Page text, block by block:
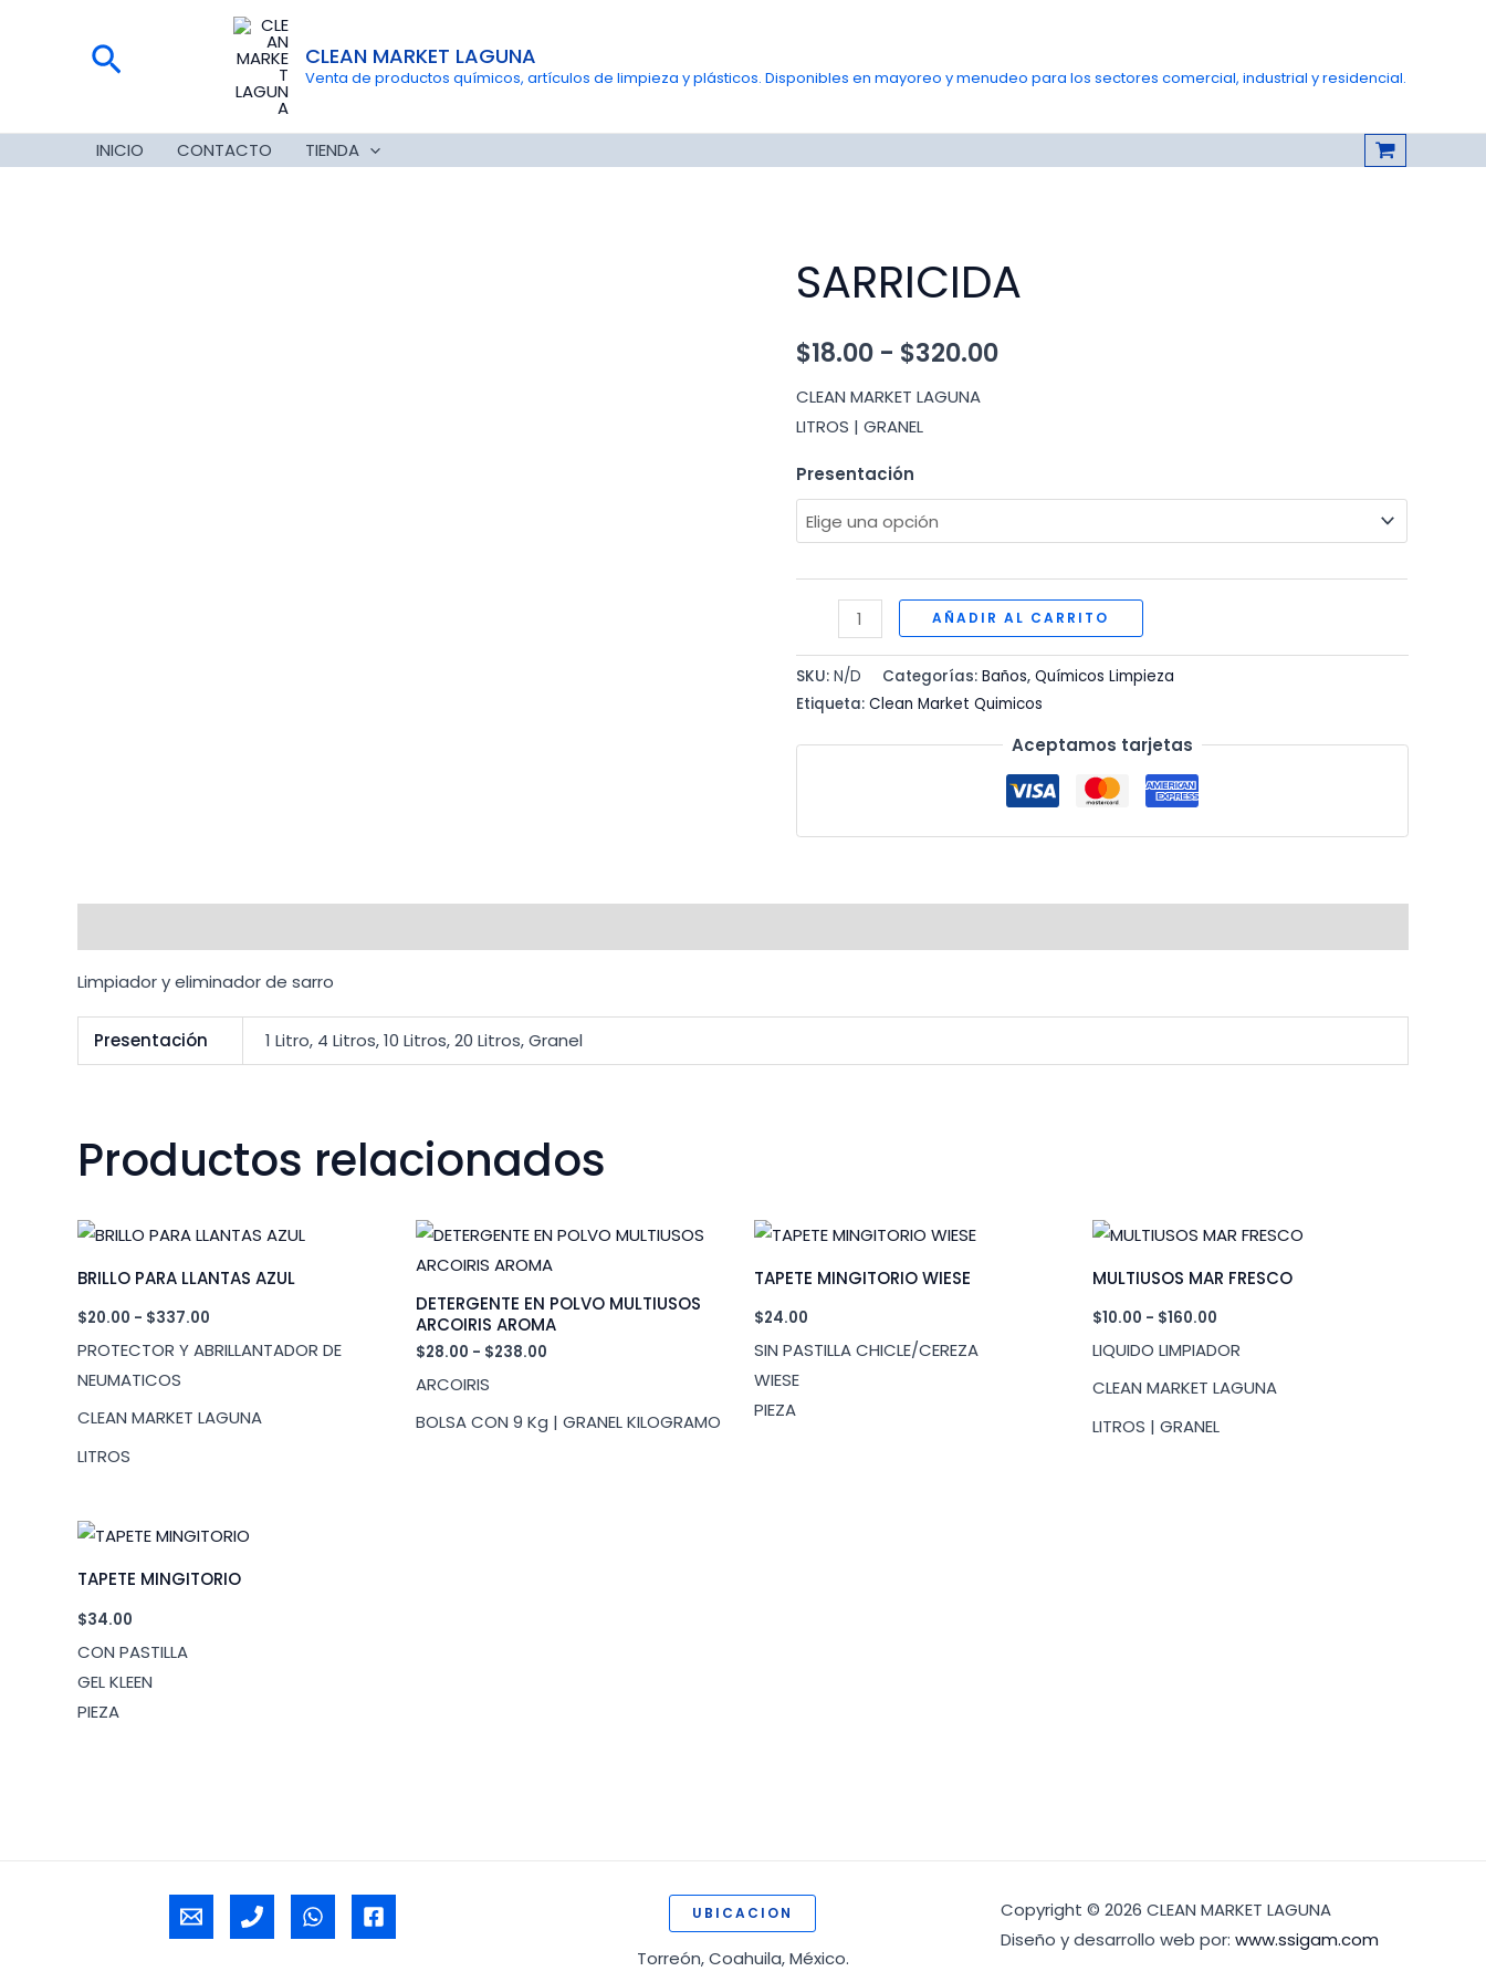
Buscar CLEAN MARKET LAGUNA
Venta de productos químicos, artículos de limpieza y plásticos. Disponibles en mayoreo y menudeo para los sectores comercial, industrial y residencial.
INICIO CONTACTO TIENDA
SARRICIDA
$18.00 - $320.00Rango
$18.00
hasta
$320.00
CLEAN MARKET LAGUNA
LITROS | GRANEL
Presentación
SARRICIDA
cantidad
AÑADIR AL CARRITO
SKU:N/D Categorías:Baños,Químicos Limpieza
Etiqueta:Clean Market Quimicos
Aceptamos tarjetas
Limpiador y eliminador de sarro
Presentación 1 Litro, 4 Litros, 10 Litros, 20 Litros, Granel
Productos relacionados
BRILLO PARA LLANTAS AZUL
$20.00 - $337.00
precios:
hasta
$337.00
PROTECTOR Y ABRILLANTADOR DE
NEUMATICOS
CLEAN MARKET LAGUNA
LITROS
DETERGENTE EN POLVO MULTIUSOS
ARCOIRIS AROMA
$28.00 - $238.00
$28.00
ARCOIRIS
BOLSA CON 9 Kg | GRANEL KILOGRAMO
TAPETE MINGITORIO WIESE
$24.00
SIN PASTILLA CHICLE/CEREZA
WIESE
PIEZA
MULTIUSOS MAR FRESCO
$10.00 - $160.00
precios:
$10.00
$160.00
LIQUIDO LIMPIADOR
CLEAN MARKET LAGUNA
LITROS | GRANEL
TAPETE MINGITORIO
$34.00
CON PASTILLA
GEL KLEEN
PIEZA
UBICACION
Torreón, Coahuila, México.
Copyright © 2026 CLEAN MARKET LAGUNA
Diseño y desarrollo web por:www.ssigam.com